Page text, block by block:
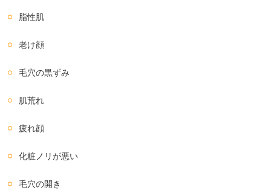
脂性肌
老け顔
毛穴の黒ずみ
肌荒れ
疲れ顔
化粧ノリが悪い
毛穴の開き